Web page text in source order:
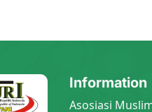
Information
Asosiasi